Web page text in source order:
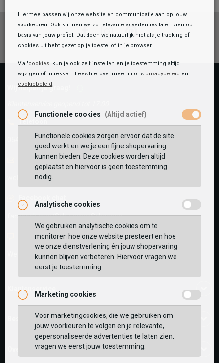
Toegevoegd aan je winkeltas!
BEKIJK WINKELTAS
VERDER WINKELEN
Vaak samen gekocht met
Wij helpen je graag!
Telefoon
0545-280081
E-mail Antwoord binnen 24 uur
webshop@schuurman-schoenen.nl
facebook.com/SchuurmanSchoenen
Live chat
We zijn beschikbaar voor al je vragenKlik hier.
Klantenservice
Bestelinformatie
Over ons
Hiermee passen wij onze website en communicatie aan op jouw
voorkeuren. Ook kunnen we zo relevante advertenties laten zien op
basis van jouw profiel. Dat doen we natuurlijk niet als je tracking of
cookies uit hebt gezet op je toestel of in je browser.
Via 'cookies' kun je ook zelf instellen en je toestemming altijd
wijzigen of intrekken. Lees hierover meer in ons privacybeleid en
cookiebeleid.
Functionele cookies (Altijd actief)
Functionele cookies zorgen ervoor dat de site
goed werkt en we je een fijne shopervaring
kunnen bieden. Deze cookies worden altijd
geplaatst en hiervoor is geen toestemming
nodig.
Analytische cookies
We gebruiken analytische cookies om te
monitoren hoe onze website presteert en hoe
we onze dienstverlening én jouw shopervaring
kunnen blijven verbeteren. Hiervoor vragen we
eerst je toestemming.
Marketing cookies
Voor marketingcookies, die we gebruiken om
jouw voorkeuren te volgen en je relevante,
gepersonaliseerde advertenties te laten zien,
vragen we eerst jouw toestemming.